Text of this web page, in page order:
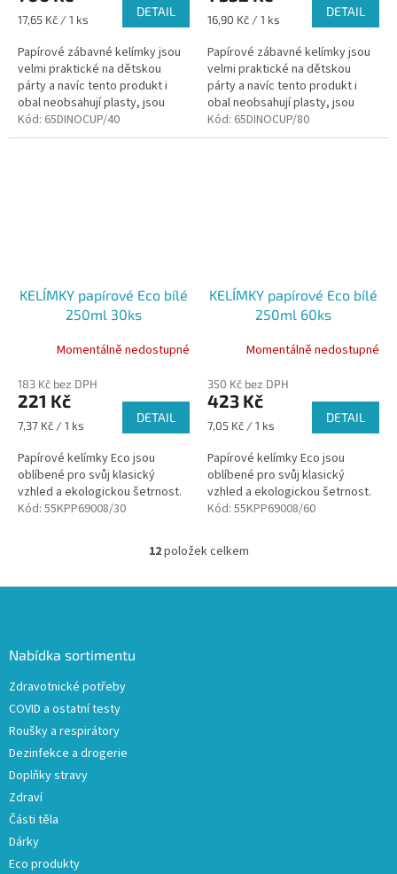
Měrná
17,65 Kč / 1 ks
DETAIL
Papírové zábavné kelímky jsou
velmi praktické na dětskou
párty a navíc tento produkt i
obal neobsahují plasty, jsou
biologicky odbouratelné a lze je
recyklovat při domácí...
Kód: 65DINOCUP/40
Měrná
16,90 Kč / 1 ks
DETAIL
Papírové zábavné kelímky jsou
velmi praktické na dětskou
párty a navíc tento produkt i
obal neobsahují plasty, jsou
biologicky odbouratelné a lze je
recyklovat při domácí...
Kód: 65DINOCUP/80
KELÍMKY papírové Eco bílé
250ml 30ks
Momentálně nedostupné
183 Kč bez DPH
221 Kč
Měrná
7,37 Kč / 1 ks
DETAIL
Papírové kelímky Eco jsou
oblíbené pro svůj klasický
vzhled a ekologickou šetrnost.
Kód: 55KPP69008/30
KELÍMKY papírové Eco bílé
250ml 60ks
Momentálně nedostupné
350 Kč bez DPH
423 Kč
Měrná
7,05 Kč / 1 ks
DETAIL
Papírové kelímky Eco jsou
oblíbené pro svůj klasický
vzhled a ekologickou šetrnost.
Kód: 55KPP69008/60
O
l
12položek celkem
Nabídka sortimentu
Zdravotnické potřeby
COVID a ostatní testy
Roušky a respirátory
Dezinfekce a drogerie
Doplňky stravy
Zdraví
Části těla
Dárky
Eco produkty